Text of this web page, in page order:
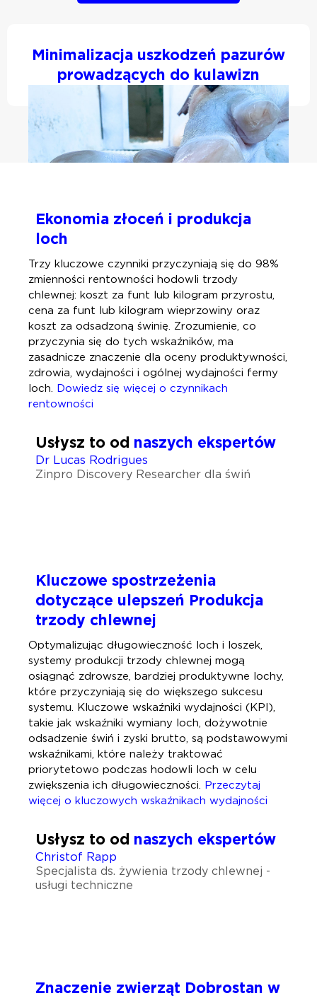
Minimalizacja uszkodzeń pazurów
prowadzących do kulawizn
Ekonomia złoceń i produkcja
loch
Trzy kluczowe czynniki przyczyniają się do 98%
zmienności rentowności hodowli trzody
chlewnej: koszt za funt lub kilogram przyrostu,
cena za funt lub kilogram wieprzowiny oraz
koszt za odsadzoną świnię. Zrozumienie, co
przyczynia się do tych wskaźników, ma
zasadnicze znaczenie dla oceny produktywności,
zdrowia, wydajności i ogólnej wydajności fermy
loch. Dowiedz się więcej o czynnikach
rentowności
Usłysz to od naszych ekspertów
Dr Lucas Rodrigues
Zinpro Discovery Researcher dla świń
Kluczowe spostrzeżenia
dotyczące ulepszeń Produkcja
trzody chlewnej
Optymalizując długowieczność loch i loszek,
systemy produkcji trzody chlewnej mogą
osiągnąć zdrowsze, bardziej produktywne lochy,
które przyczyniają się do większego sukcesu
systemu. Kluczowe wskaźniki wydajności (KPI),
takie jak wskaźniki wymiany loch, dożywotnie
odsadzenie świń i zyski brutto, są podstawowymi
wskaźnikami, które należy traktować
priorytetowo podczas hodowli loch w celu
zwiększenia ich długowieczności. Przeczytaj
więcej o kluczowych wskaźnikach wydajności
Usłysz to od naszych ekspertów
Christof Rapp
Specjalista ds. żywienia trzody chlewnej -
usługi techniczne
Znaczenie zwierząt Dobrostan w